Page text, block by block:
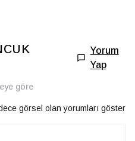
Yorum
Yap
göre
görsel olan yorumları göster